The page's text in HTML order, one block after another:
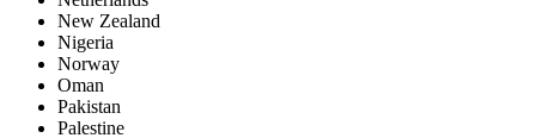
New Zealand
Nigeria
Norway
Oman
Pakistan
Palestine